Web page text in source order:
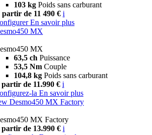
103 kg Poids sans carburant
de 11 490 € i
En savoir plus
MX
MX
63,5 ch Puissance
53,5 Nm Couple
104,8 kg Poids sans carburant
de 11.990 € i
la En savoir plus
Desmo450 MX Factory
MX Factory
de 13.990 € i